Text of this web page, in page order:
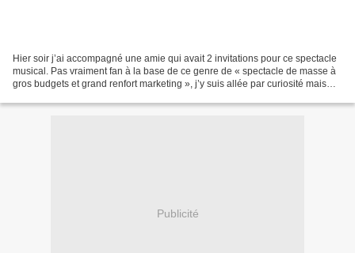
Hier soir j’ai accompagné une amie qui avait 2 invitations pour ce spectacle
musical. Pas vraiment fan à la base de ce genre de « spectacle de masse à
gros budgets et grand renfort marketing », j’y suis allée par curiosité mais
Publicité